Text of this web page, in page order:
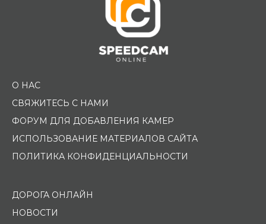
О НАС
СВЯЖИТЕСЬ С НАМИ
ФОРУМ ДЛЯ ДОБАВЛЕНИЯ КАМЕР
ИСПОЛЬЗОВАНИЕ МАТЕРИАЛОВ САЙТА
ПОЛИТИКА КОНФИДЕНЦИАЛЬНОСТИ
ДОРОГА ОНЛАЙН
НОВОСТИ